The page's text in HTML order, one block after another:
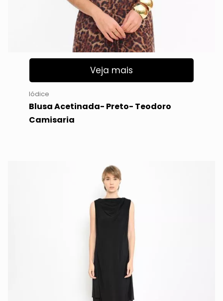
Veja mais
Iódice
Blusa Acetinada- Preto- Teodoro
Camisaria